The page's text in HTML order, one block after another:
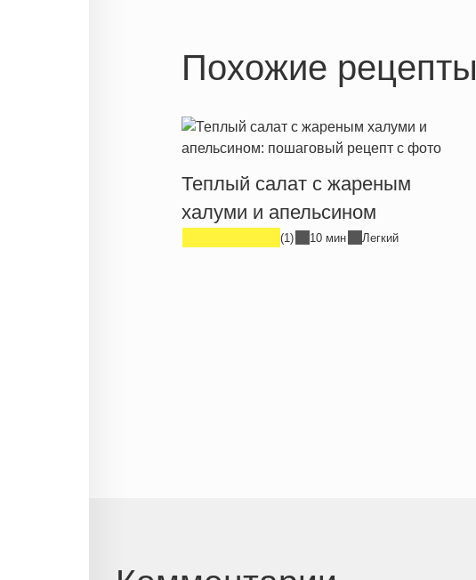
Похожие рецепты
Теплый салат с жареным
халуми и апельсином
(1) 10 мин Легкий